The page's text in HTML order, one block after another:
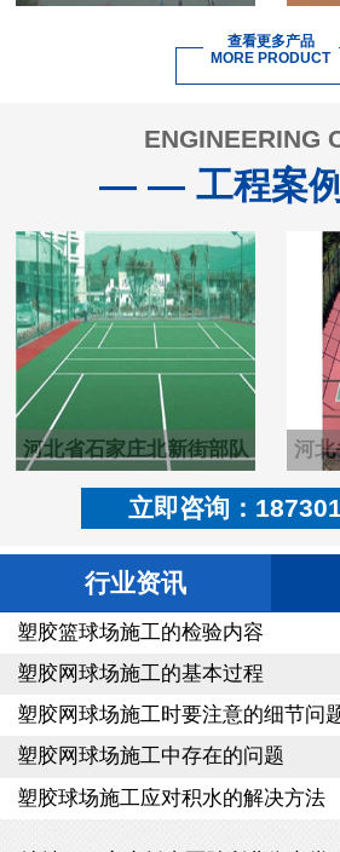
查看更多产品
MORE PRODUCT
ENGINEERING
— — 工程案
河北省石家庄北新街部队
塑胶pu羽毛球场
河北
队
立即咨询：
行业资讯
塑胶篮球场施工的检验内容
塑胶网球场施工的基本过程
塑胶网球场施工时要注意的细节问
塑胶网球场施工中存在的问题
塑胶球场施工应对积水的解决方法